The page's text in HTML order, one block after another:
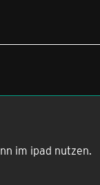
im ipad nutzen.